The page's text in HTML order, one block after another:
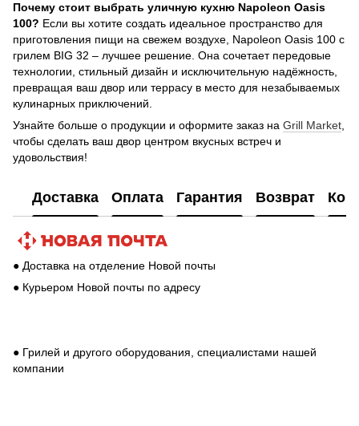
Почему стоит выбрать уличную кухню Napoleon Oasis
100? Если вы хотите создать идеальное пространство для
приготовления пищи на свежем воздухе, Napoleon Oasis 100 с
грилем BIG 32 – лучшее решение. Она сочетает передовые
технологии, стильный дизайн и исключительную надёжность,
превращая ваш двор или террасу в место для незабываемых
кулинарных приключений.
Узнайте больше о продукции и оформите заказ на Grill Market,
чтобы сделать ваш двор центром вкусных встреч и
удовольствия!
Доставка Оплата Гарантия Возврат
● Доставка на отделение Новой почты
● Курьером Новой почты по адресу
● Грилей и другого оборудования, специалистами нашей
компании